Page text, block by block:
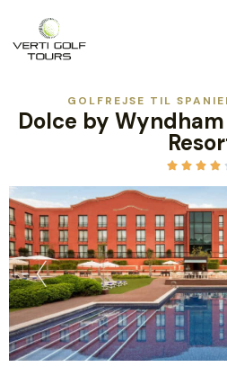
GOLFREJSE TIL
Dolce by
   